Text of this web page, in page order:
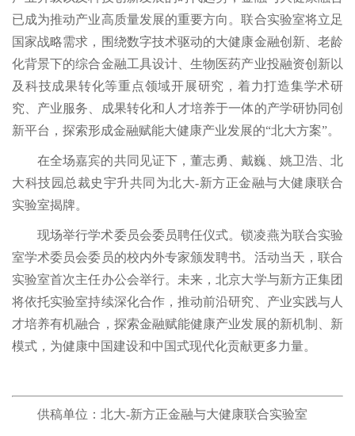
已成为推动产业高质量发展的重要方向。联合实验室将立足
国家战略需求，围绕数字技术驱动的大健康金融创新、老龄
化背景下的综合金融工具设计、生物医药产业投融资创新以
及科技成果转化等重点领域开展研究，着力打造集学术研
究、产业服务、成果转化和人才培养于一体的产学研协同创
新平台，探索形成金融赋能大健康产业发展的“北大方案”。
在全场嘉宾的共同见证下，董志勇、戴巍、姚卫浩、北
大科技园总裁史宇升共同为北大-新方正金融与大健康联合
实验室揭牌。
现场举行学术委员会委员聘任仪式。锁凌燕为联合实验
室学术委员会委员的校内外专家颁发聘书。活动当天，联合
实验室首次主任办公会举行。未来，北京大学与新方正集团
将依托实验室持续深化合作，推动前沿研究、产业实践与人
才培养有机融合，探索金融赋能健康产业发展的新机制、新
模式，为健康中国建设和中国式现代化贡献更多力量。
供稿单位：北大-新方正金融与大健康联合实验室